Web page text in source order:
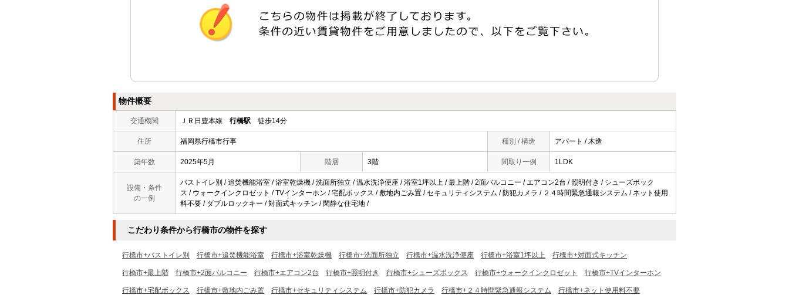
物件概要
交通機関 ＪＲ日豊本線 行橋駅 徒歩14分
住所 福岡県行橋市行事 種別 / 構造 アパート / 木造
築年数 2025年5月 階層 3階 間取り一例 1LDK
設備・条件
の一例
バストイレ別 / 追焚機能浴室 / 浴室乾燥機 / 洗面所独立 / 温水洗浄便座 / 浴室1坪以上 / 最上階 / 2面バルコニー / エアコン2台 / 照明付き / シューズボック
ス / ウォークインクロゼット / TVインターホン / 宅配ボックス / 敷地内ごみ置 / セキュリティシステム / 防犯カメラ / ２４時間緊急通報システム / ネット使用
料不要 / ダブルロックキー / 対面式キッチン / 閑静な住宅地 /
こだわり条件から行橋市の物件を探す
行橋市+バストイレ別 行橋市+追焚機能浴室 行橋市+浴室乾燥機 行橋市+洗面所独立 行橋市+温水洗浄便座 行橋市+浴室1坪以上 行橋市+対面式キッチン
行橋市+最上階 行橋市+2面バルコニー 行橋市+エアコン2台 行橋市+照明付き 行橋市+シューズボックス 行橋市+ウォークインクロゼット 行橋市+TVインターホン
行橋市+宅配ボックス 行橋市+敷地内ごみ置 行橋市+セキュリティシステム 行橋市+防犯カメラ 行橋市+２４時間緊急通報システム 行橋市+ネット使用料不要